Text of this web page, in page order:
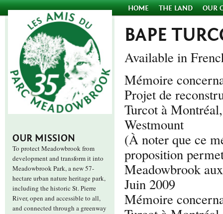
HOME THE LAND OUR
OUR MISSION
To protect Meadowbrook from
development and transform it into
Meadowbrook Park, a new 57-
hectare urban nature heritage park,
including the historic St. Pierre
River, open and accessible to all,
and connected through a greenway
BAPE
Available in
Mémoire
Projet de
Turcot à
Westmount
(À noter que ce
proposition
Meadowbrook
Juin 2009
Mémoire